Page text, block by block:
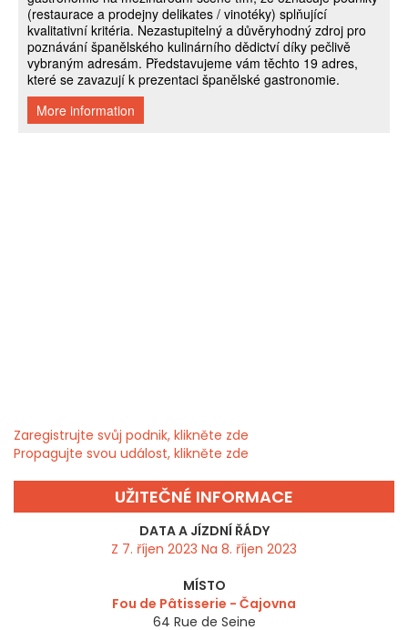
Zaregistrujte svůj podnik, klikněte zde
Propagujte svou událost, klikněte zde
UŽITEČNÉ INFORMACE
DATA A JÍZDNÍ ŘÁDY
Z 7. říjen 2023 Na 8. říjen 2023
MÍSTO
Fou de Pâtisserie - Čajovna
64 Rue de Seine